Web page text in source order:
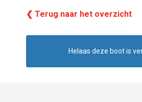
❮ Terug naar het overzicht
Helaas deze boot is